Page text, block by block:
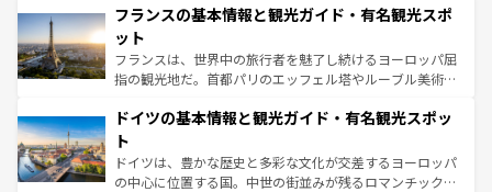
なお、新着のイタリア情報はコンテンツ一覧を参照してほ
しい。
文化が根付くこの国では、情熱的なフラメンコ、熱気あふ
れる闘牛、そして美味しいタパスが生活の一部となってい
る。首都マドリードの洗練された雰囲気や、バルセロナの
アートに溢れた街角から、地方では古代ローマ遺跡や中世
せる。地方によって風土や気候が異なるスペインはその個
ンテンツ一覧 を参照してほしい。
フランスの基本情報と観光ガイド・有名観光スポ
ット
フランスは、世界中の旅行者を魅了し続けるヨーロッパ屈
指の観光地だ。首都パリのエッフェル塔やルーブル美術館
で、幅広い魅力が詰まっている。華麗な宮殿、歴史的な大
聖堂、美しいビーチ、そして豊かな自然が、訪れる者を心
から魅了する。また、フランスは美食の国としても知ら
れ、フランス料理はユネスコ無形文化遺産にも登録されて
ドイツの基本情報と観光ガイド・有名観光スポッ
ト
ドイツは、豊かな歴史と多彩な文化が交差するヨーロッパ
の中心に位置する国。中世の街並みが残るロマンチック街